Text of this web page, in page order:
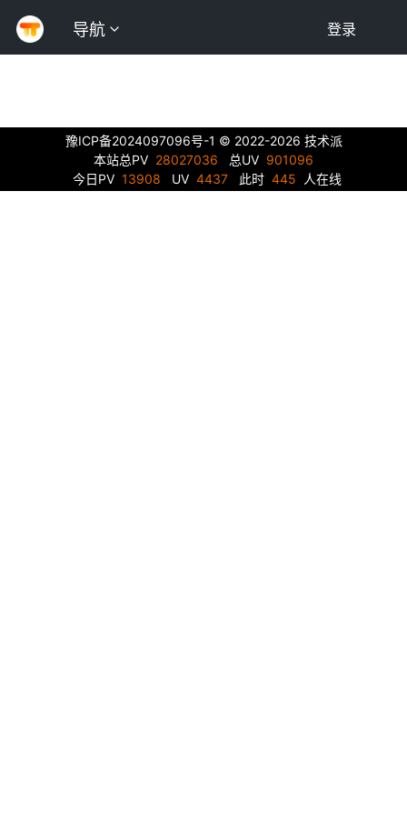
导航 登录
豫ICP备2024097096号-1 © 2022-2026 技术派
本站总PV 28027036 总UV 901096
今日PV 13908 UV 4437 此时 445 人在线